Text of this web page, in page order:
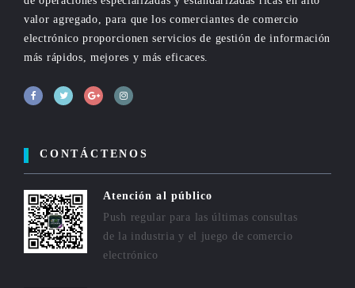
valor agregado, para que los comerciantes de comercio
electrónico proporcionen servicios de gestión de información
más rápidos, mejores y más eficaces.
CONTÁCTENOS
Atención al público
Push regular para las últimas consultas
de la industria y el juego de comercio
electrónico